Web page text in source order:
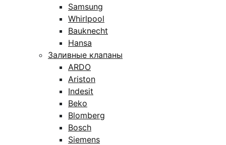
Samsung
Whirlpool
Bauknecht
Hansa
Заливные клапаны
ARDO
Ariston
Indesit
Beko
Blomberg
Bosch
Siemens